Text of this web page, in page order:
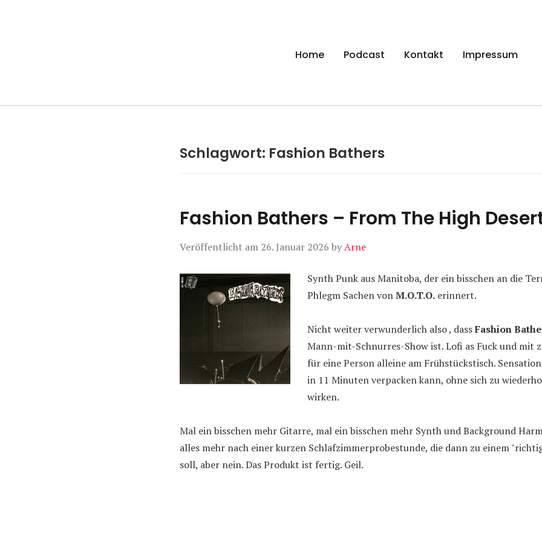
Manierenversagen
Home Podcast Kontakt Impressum
Schlagwort: Fashion Bathers
Fashion Bathers – From The High
Veröffentlicht am 26. Januar 2026 byArne
Synth Punk aus Manitoba, der ein bisschen an die
Phlegm Sachen vonM.O.T.O. erinnert.
Nicht weiter verwunderlich also , dassFashion
Mann-mit-Schnurres-Show ist. Lofi as Fuck und mit
für eine Person alleine am Frühstückstisch.
in 11 Minuten verpacken kann, ohne sich zu
wirken.
Mal ein bisschen mehr Gitarre, mal ein bisschen mehr Synth und Background
alles mehr nach einer kurzen Schlafzimmerprobestunde, die dann zu einem
soll, aber nein. Das Produkt ist fertig. Geil.